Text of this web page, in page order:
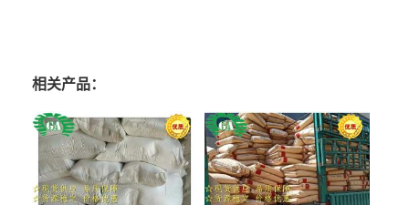
相关产品：